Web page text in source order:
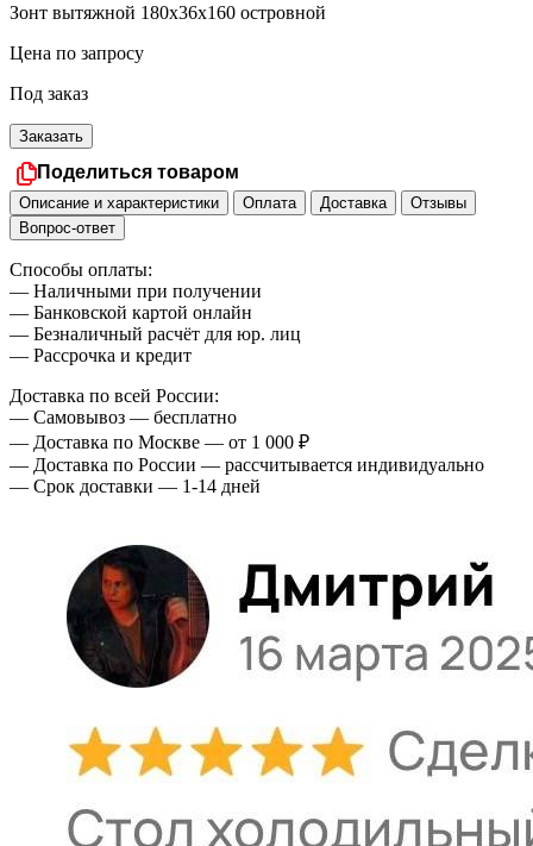
Зонт вытяжной 180х36х160 островной
Цена по запросу
Под заказ
Заказать
Поделиться товаром
Описание и характеристики Оплата Доставка
Отзывы
Вопрос-ответ
Способы оплаты:
— Наличными при получении
— Банковской картой онлайн
— Безналичный расчёт для юр. лиц
— Рассрочка и кредит
Доставка по всей России:
— Самовывоз — бесплатно
— Доставка по Москве — от 1 000 ₽
— Доставка по России — рассчитывается индивидуально
— Срок доставки — 1-14 дней